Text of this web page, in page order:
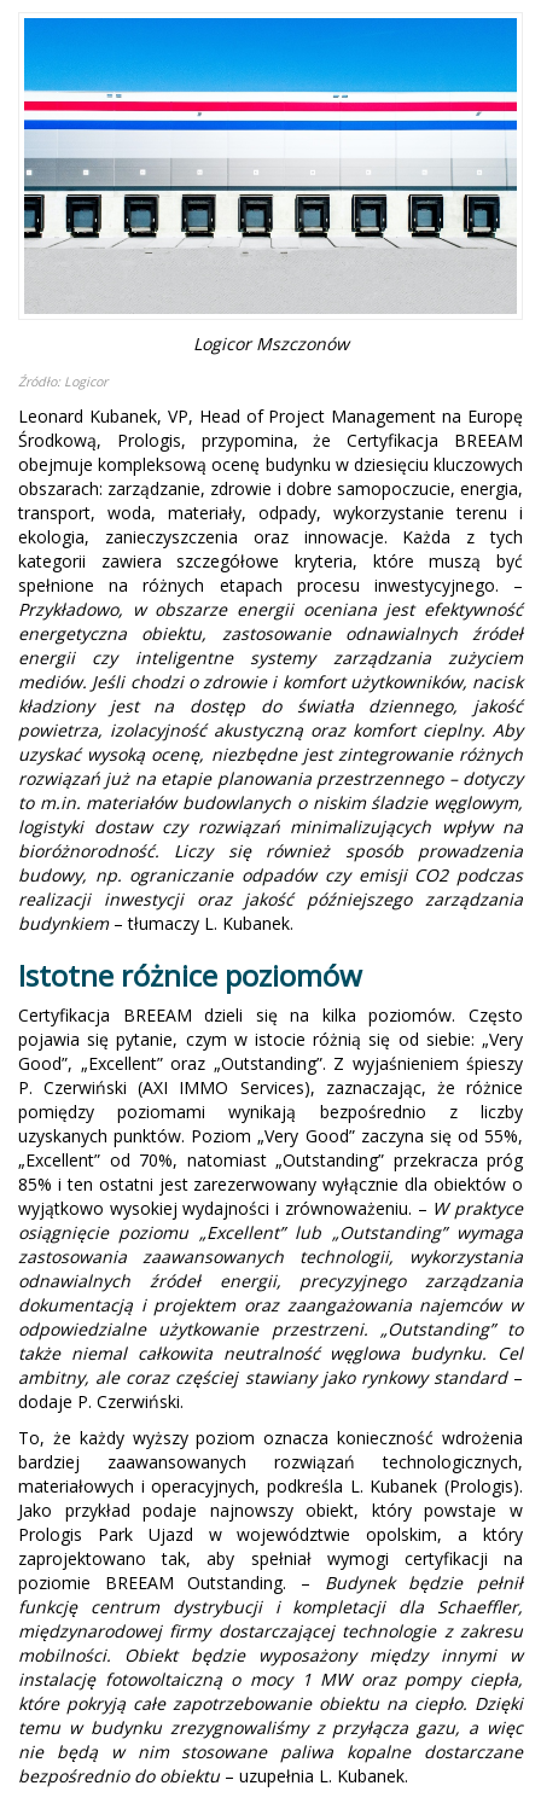
Logicor Mszczonów
Źródło: Logicor
Leonard Kubanek, VP, Head of Project Management na Europę
Środkową, Prologis, przypomina, że Certyfikacja BREEAM
obejmuje kompleksową ocenę budynku w dziesięciu kluczowych
obszarach: zarządzanie, zdrowie i dobre samopoczucie, energia,
transport, woda, materiały, odpady, wykorzystanie terenu i
ekologia, zanieczyszczenia oraz innowacje. Każda z tych
kategorii zawiera szczegółowe kryteria, które muszą być
spełnione na różnych etapach procesu inwestycyjnego. –
Przykładowo, w obszarze energii oceniana jest efektywność
energetyczna obiektu, zastosowanie odnawialnych źródeł
energii czy inteligentne systemy zarządzania zużyciem
mediów. Jeśli chodzi o zdrowie i komfort użytkowników, nacisk
kładziony jest na dostęp do światła dziennego, jakość
powietrza, izolacyjność akustyczną oraz komfort cieplny. Aby
uzyskać wysoką ocenę, niezbędne jest zintegrowanie różnych
rozwiązań już na etapie planowania przestrzennego – dotyczy
to m.in. materiałów budowlanych o niskim śladzie węglowym,
logistyki dostaw czy rozwiązań minimalizujących wpływ na
bioróżnorodność. Liczy się również sposób prowadzenia
budowy, np. ograniczanie odpadów czy emisji CO2 podczas
realizacji inwestycji oraz jakość późniejszego zarządzania
budynkiem – tłumaczy L. Kubanek.
Istotne różnice poziomów
Certyfikacja BREEAM dzieli się na kilka poziomów. Często
pojawia się pytanie, czym w istocie różnią się od siebie: „Very
Good”, „Excellent” oraz „Outstanding”. Z wyjaśnieniem śpieszy
P. Czerwiński (AXI IMMO Services), zaznaczając, że różnice
pomiędzy poziomami wynikają bezpośrednio z liczby
uzyskanych punktów. Poziom „Very Good” zaczyna się od 55%,
„Excellent” od 70%, natomiast „Outstanding” przekracza próg
85% i ten ostatni jest zarezerwowany wyłącznie dla obiektów o
wyjątkowo wysokiej wydajności i zrównoważeniu. – W praktyce
osiągnięcie poziomu „Excellent” lub „Outstanding” wymaga
zastosowania zaawansowanych technologii, wykorzystania
odnawialnych źródeł energii, precyzyjnego zarządzania
dokumentacją i projektem oraz zaangażowania najemców w
odpowiedzialne użytkowanie przestrzeni. „Outstanding” to
także niemal całkowita neutralność węglowa budynku. Cel
ambitny, ale coraz częściej stawiany jako rynkowy standard–
dodaje P. Czerwiński.
To, że każdy wyższy poziom oznacza konieczność wdrożenia
bardziej zaawansowanych rozwiązań technologicznych,
materiałowych i operacyjnych, podkreśla L. Kubanek (Prologis).
Jako przykład podaje najnowszy obiekt, który powstaje w
Prologis Park Ujazd w województwie opolskim, a który
zaprojektowano tak, aby spełniał wymogi certyfikacji na
poziomie BREEAM Outstanding. – Budynek będzie pełnił
funkcję centrum dystrybucji i kompletacji dla Schaeffler,
międzynarodowej firmy dostarczającej technologie z zakresu
mobilności. Obiekt będzie wyposażony między innymi w
instalację fotowoltaiczną o mocy 1 MW oraz pompy ciepła,
które pokryją całe zapotrzebowanie obiektu na ciepło. Dzięki
temu w budynku zrezygnowaliśmy z przyłącza gazu, a więc
nie będą w nim stosowane paliwa kopalne dostarczane
bezpośrednio do obiektu– uzupełnia L. Kubanek.